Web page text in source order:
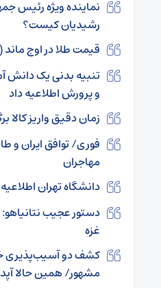
نماینده ویژه رئیس
رشیدیان کیست؟
قیمت طلا در اوج ماند (۲۷ دی۱۴۰۳)
تنبیه بدنی یک دانش
و پرورش اطلاعیه داد
زمان دقیق واریز کالا
فوری/ توافق ایران و
مهاجران
دانشگاه تهران
دستور عجیب
غزه
کشف دو آسیب‌پذیری
مشهور/ همین حالا